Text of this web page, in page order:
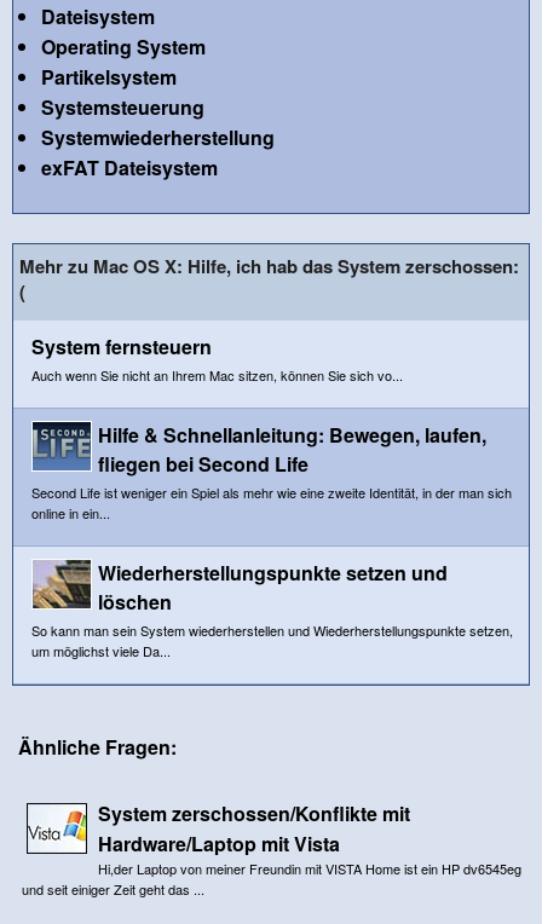
Dateisystem
Operating System
Partikelsystem
Systemsteuerung
Systemwiederherstellung
exFAT Dateisystem
Mehr zu Mac OS X: Hilfe, ich hab das System zerschossen:
(
System fernsteuern
Auch wenn Sie nicht an Ihrem Mac sitzen, können Sie sich vo...
Hilfe & Schnellanleitung: Bewegen, laufen,
fliegen bei Second Life
Second Life ist weniger ein Spiel als mehr wie eine zweite Identität, in der man sich
online in ein...
Wiederherstellungspunkte setzen und
löschen
So kann man sein System wiederherstellen und Wiederherstellungspunkte setzen,
um möglichst viele Da...
Ähnliche Fragen:
System zerschossen/Konflikte mit
Hardware/Laptop mit Vista
Hi,der Laptop von meiner Freundin mit VISTA Home ist ein HP dv6545eg
und seit einiger Zeit geht das ...